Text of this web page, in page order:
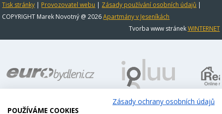
Tisk stránky | Provozovatel webu | Zásady používání osobních údajů |
COPYRIGHT Marek Novotný @ 2026Apartmány v Jeseníkách
Tvorba www stránekWINTERNET
Zásady ochrany osobních údajů
POUŽÍVÁME COOKIES